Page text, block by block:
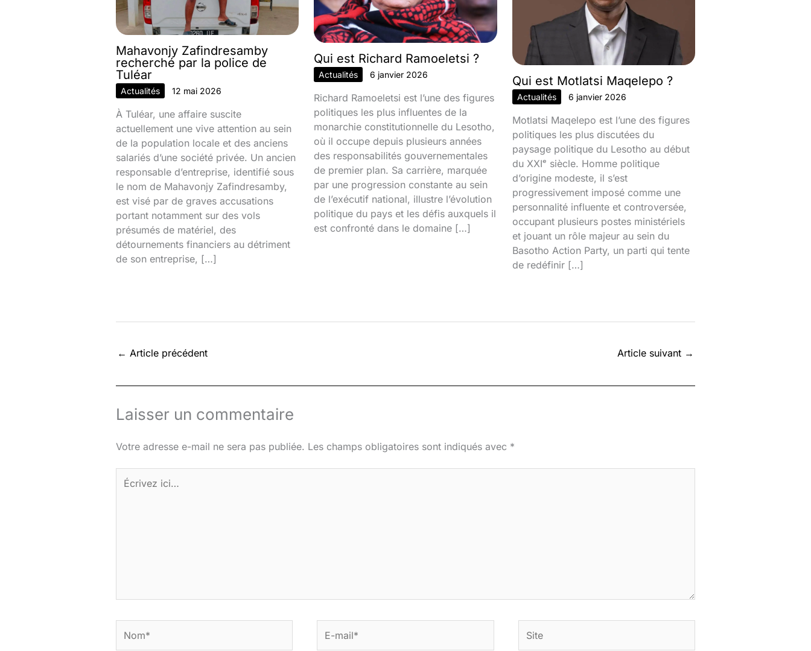
Mahavonjy Zafindresamby
recherché par la police de
Tuléar
Actualités 12 mai 2026
À Tuléar, une affaire suscite
actuellement une vive attention au sein
de la population locale et des anciens
salariés d’une société privée. Un ancien
responsable d’entreprise, identifié sous
le nom de Mahavonjy Zafindresamby,
est visé par de graves accusations
portant notamment sur des vols
présumés de matériel, des
détournements financiers au détriment
de son entreprise, […]
Qui est Richard Ramoeletsi ?
Actualités 6 janvier 2026
Richard Ramoeletsi est l’une des figures
politiques les plus influentes de la
monarchie constitutionnelle du Lesotho,
où il occupe depuis plusieurs années
des responsabilités gouvernementales
de premier plan. Sa carrière, marquée
par une progression constante au sein
de l’exécutif national, illustre l’évolution
politique du pays et les défis auxquels il
est confronté dans le domaine […]
Qui est Motlatsi Maqelepo ?
Actualités 6 janvier 2026
Motlatsi Maqelepo est l’une des figures
politiques les plus discutées du
paysage politique du Lesotho au début
du XXIᵉ siècle. Homme politique
d’origine modeste, il s’est
progressivement imposé comme une
personnalité influente et controversée,
occupant plusieurs postes ministériels
et jouant un rôle majeur au sein du
Basotho Action Party, un parti qui tente
de redéfinir […]
← Article précédent Article suivant →
Laisser un commentaire
Votre adresse e-mail ne sera pas publiée. Les champs obligatoires sont indiqués avec *
Écrivez
ici…
mail*